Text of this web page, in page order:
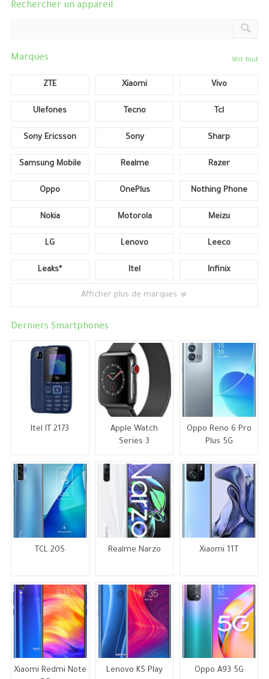
Rechercher un appareil
Marques Voir tout
ZTE Xiaomi Vivo
Ulefones Tecno Tcl
Sony Ericsson Sony Sharp
Samsung Mobile Realme Razer
Oppo OnePlus Nothing Phone
Nokia Motorola Meizu
LG Lenovo Leeco
Leaks* Itel Infinix
Afficher plus de marques
Derniers Smartphones
Itel IT 2173
Apple Watch
Series 3
Oppo Reno 6 Pro
Plus 5G
TCL 20S Realme Narzo Xiaomi 11T
Xiaomi Redmi Note
Lenovo K5 Play Oppo A93 5G